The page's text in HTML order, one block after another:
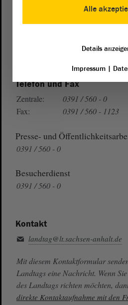
Telefon und Fax
Zentrale:
0391 / 560 - 0
Fax:
0391 / 560 - 1123
Presse- und
0391 / 560 - 0
Besucherdienst
0391 / 560 - 0
Kontakt
landtag@lt.sachsen-anhalt.de
Mit diesem Kontaktformular
Landtags eine Nachricht. Wenn
des Landtags richten möchten,
direkte Kontaktaufnahme mit den
Alle
Details
Impressum|